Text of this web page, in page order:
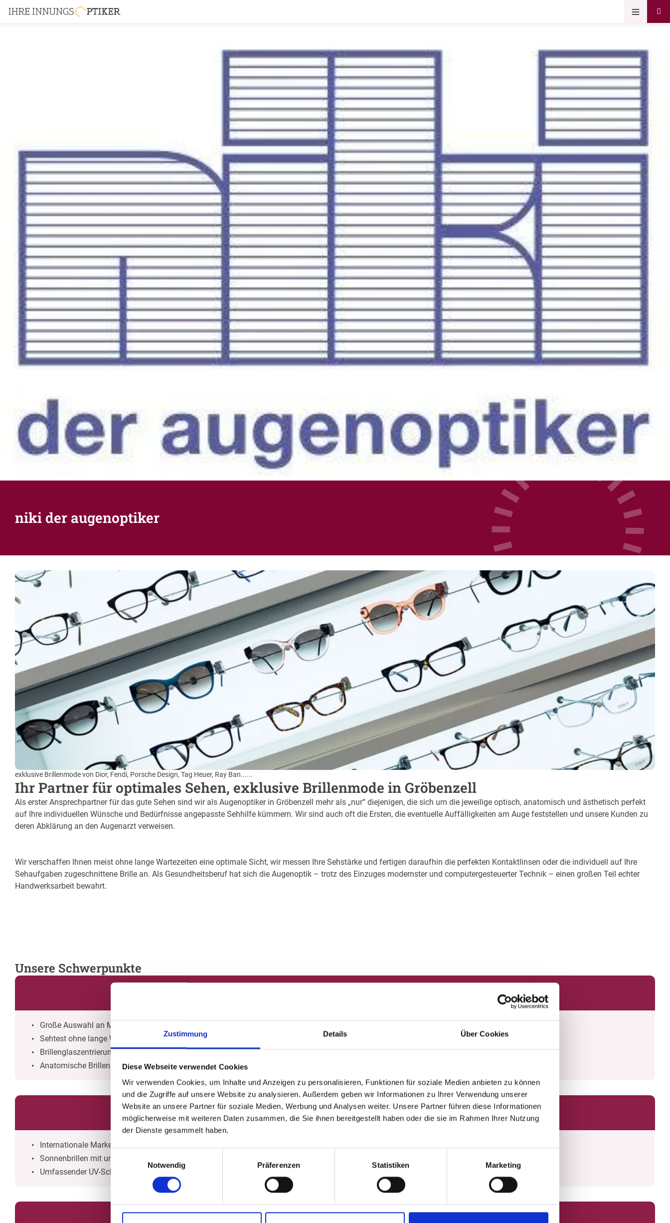
Zustimmung Details Über Cookies
Diese Webseite verwendet Cookies
Wir verwenden Cookies, um Inhalte und Anzeigen zu personalisieren, Funktionen für soziale Medien anbieten zu können
und die Zugriffe auf unsere Website zu analysieren. Außerdem geben wir Informationen zu Ihrer Verwendung unserer
Website an unsere Partner für soziale Medien, Werbung und Analysen weiter. Unsere Partner führen diese Informationen
möglicherweise mit weiteren Daten zusammen, die Sie ihnen bereitgestellt haben oder die sie im Rahmen Ihrer Nutzung
der Dienste gesammelt haben.
Notwendig
Präferenzen Statistiken Marketing
niki der augenoptiker
exklusive Brillenmode von Dior, Fendi, Porsche Design, Tag Heuer, Ray Ban......
Ihr Partner für optimales Sehen, exklusive Brillenmode in Gröbenzell
Als erster Ansprechpartner für das gute Sehen sind wir als Augenoptiker in Gröbenzell mehr als „nur“ diejenigen, die sich um die jeweilige optisch, anatomisch und ästhetisch perfekt
auf Ihre individuellen Wünsche und Bedürfnisse angepasste Sehhilfe kümmern. Wir sind auch oft die Ersten, die eventuelle Auffälligkeiten am Auge feststellen und unsere Kunden zu
deren Abklärung an den Augenarzt verweisen.
Wir verschaffen Ihnen meist ohne lange Wartezeiten eine optimale Sicht, wir messen Ihre Sehstärke und fertigen daraufhin die perfekten Kontaktlinsen oder die individuell auf Ihre
Sehaufgaben zugeschnittene Brille an. Als Gesundheitsberuf hat sich die Augenoptik – trotz des Einzuges modernster und computergesteuerter Technik – einen großen Teil echter
Handwerksarbeit bewahrt.
Unsere Schwerpunkte
Große Auswahl an Markenfassungen
Sehtest ohne lange Wartezeiten
Brillenglaszentrierung durch Fachleute
Anatomische Brillenanpassung
Sonnenbrillen
Internationale Marken und Designer
Sonnenbrillen mit und ohne individueller Sehstärke
Umfassender UV-Schutz
Kontaktlinsen